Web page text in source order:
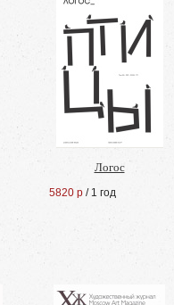
Логос
5820 р / 1 год